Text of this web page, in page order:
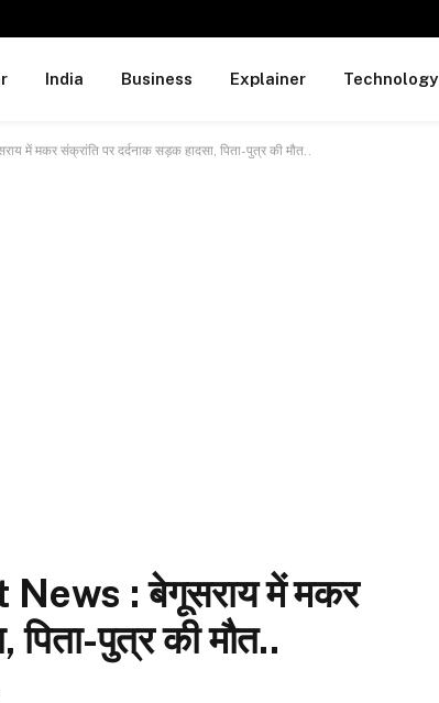
India Business Explainer Technology
मकर संक्रांति पर दर्दनाक सड़क हादसा, पिता-पुत्र की मौत..
: बेगूसराय में मकर
पिता-पुत्र की मौत..